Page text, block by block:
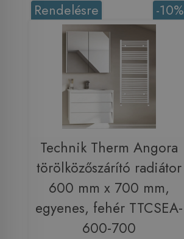
-10%
Rendelésre
Technik Therm Angora
törölközőszárító radiátor
600 mm x 700 mm,
egyenes, fehér TTCSEA-
600-700